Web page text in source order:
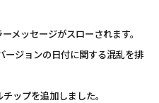
メッセージがスローされます。
ージョンの日付に関する混乱を排
ップを追加しました。